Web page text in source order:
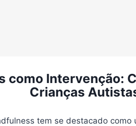
como Intervenção:
Crianças
tem se destacado como